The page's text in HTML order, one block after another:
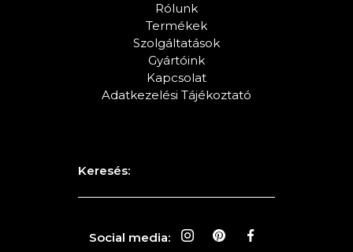
Rólunk
Termékek
Szolgáltatások
Gyártóink
Kapcsolat
Adatkezelési Tájékoztató
Keresés:
Social media: